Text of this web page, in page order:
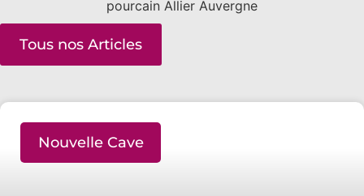
Tous nos Articles
Nouvelle Cave